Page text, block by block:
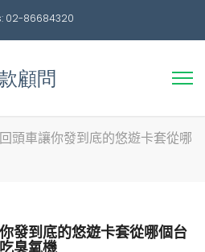
02-86684320
搜
回頭車讓你發到底的悠遊卡套從哪
發到底的悠遊卡套從哪個台
臭氧機